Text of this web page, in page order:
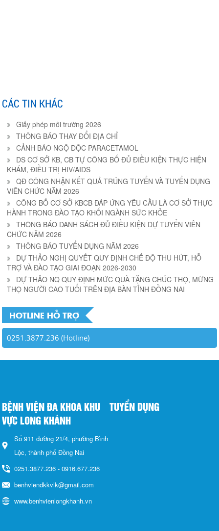
CÁC TIN KHÁC
Giấy phép môi trường 2026
THÔNG BÁO THAY ĐỔI ĐỊA CHỈ
CẢNH BÁO NGỘ ĐỘC PARACETAMOL
DS CƠ SỞ KB, CB TỰ CÔNG BỐ ĐỦ ĐIỀU KIỆN THỰC HIỆN
KHÁM, ĐIỀU TRỊ HIV/AIDS
QĐ CÔNG NHẬN KẾT QUẢ TRÚNG TUYỂN VÀ TUYỂN DỤNG
VIÊN CHỨC NĂM 2026
CÔNG BỐ CƠ SỞ KBCB ĐÁP ỨNG YÊU CẦU LÀ CƠ SỞ THỰC
HÀNH TRONG ĐÀO TẠO KHỐI NGÀNH SỨC KHỎE
THÔNG BÁO DANH SÁCH ĐỦ ĐIỀU KIỆN DỰ TUYỂN VIÊN
CHỨC NĂM 2026
THÔNG BÁO TUYỂN DỤNG NĂM 2026
DỰ THẢO NGHỊ QUYẾT QUY ĐỊNH CHẾ ĐỘ THU HÚT, HỖ
TRỢ VÀ ĐÀO TẠO GIAI ĐOẠN 2026-2030
DỰ THẢO NQ QUY ĐỊNH MỨC QUÀ TẶNG CHÚC THỌ, MỪNG
THỌ NGƯỜI CAO TUỔI TRÊN ĐỊA BÀN TỈNH ĐỒNG NAI
HOTLINE HỖ TRỢ
0251.3877.236 (Hotline)
BỆNH VIỆN ĐA KHOA KHU
VỰC LONG KHÁNH
Số 911 đường 21/4, phường Bình
Lộc, thành phố Đồng Nai
0251.3877.236 - 0916.677.236
benhviendkkvlk@gmail.com
www.benhvienlongkhanh.vn
TUYỂN DỤNG